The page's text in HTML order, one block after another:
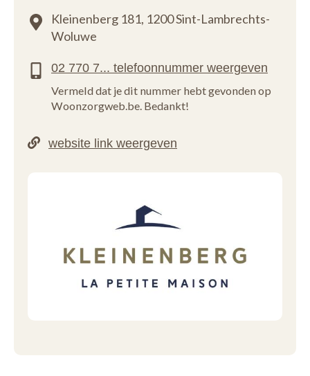
Kleinenberg 181, 1200 Sint-Lambrechts-
Woluwe
Vermeld dat je dit nummer hebt gevonden op
Woonzorgweb.be. Bedankt!